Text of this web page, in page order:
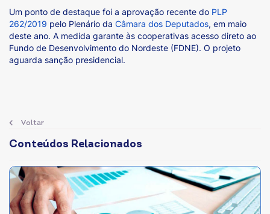
Um ponto de destaque foi a aprovação recente do PLP
262/2019 pelo Plenário da Câmara dos Deputados, em maio
deste ano. A medida garante às cooperativas acesso direto ao
Fundo de Desenvolvimento do Nordeste (FDNE). O projeto
aguarda sanção presidencial.
Voltar
Conteúdos Relacionados